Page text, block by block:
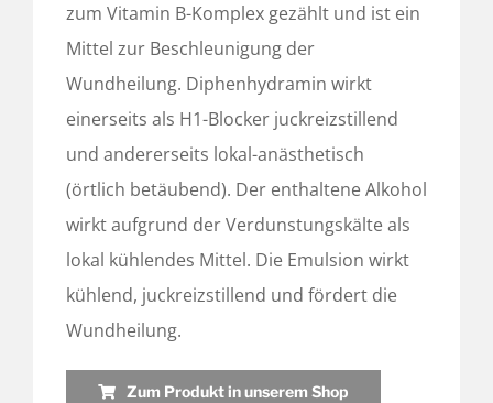
zum Vitamin B-Komplex gezählt und ist ein
Mittel zur Beschleunigung der
Wundheilung. Diphenhydramin wirkt
einerseits als H1-Blocker juckreizstillend
und andererseits lokal-anästhetisch
(örtlich betäubend). Der enthaltene Alkohol
wirkt aufgrund der Verdunstungskälte als
lokal kühlendes Mittel. Die Emulsion wirkt
kühlend, juckreizstillend und fördert die
Wundheilung.
Zum Produkt in unserem Shop